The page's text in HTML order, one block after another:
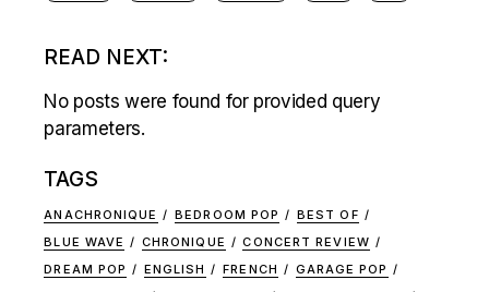
READ NEXT:
No posts were found for provided query
parameters.
TAGS
ANACHRONIQUE BEDROOM POP
BEST OF
BLUE WAVE
CHRONIQUE
CONCERT REVIEW
DREAM POP
ENGLISH FRENCH
GARAGE POP